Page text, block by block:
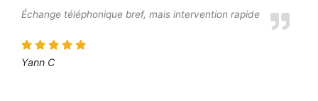
Échange téléphonique bref, mais intervention rapide
Yann C